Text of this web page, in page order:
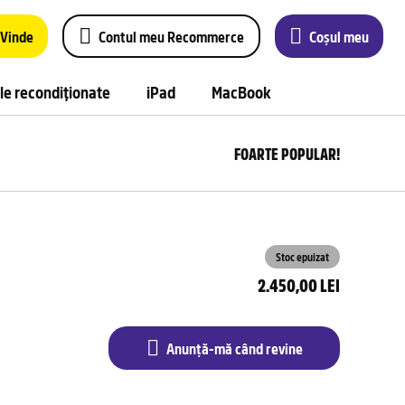
Vinde Contul meu Recommerce Coșul meu
recondiționate iPad MacBook
FOARTE POPULAR!
Stoc epuizat
2.450,00 LEI
Anunță-mă când revine